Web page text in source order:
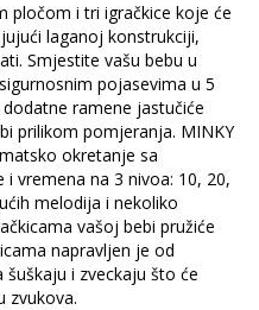
pločom i tri igračkice koje će
laganoj konstrukciji,
Smjestite vašu bebu u
pojasevima u 5
ramene jastučiće
prilikom pomjeranja. MINKY
okretanje sa
vremena na 3 nivoa: 10, 20,
melodija i nekoliko
vašoj bebi pružiće
napravljen je od
i zveckaju što će
zvukova.